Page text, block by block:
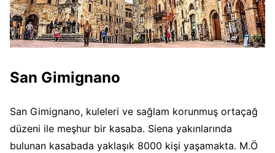
San Gimignano
San Gimignano, kuleleri ve sağlam korunmuş ortaçağ
düzeni ile meşhur bir kasaba. Siena yakınlarında
bulunan kasabada yaklaşık 8000 kişi yaşamakta. M.Ö